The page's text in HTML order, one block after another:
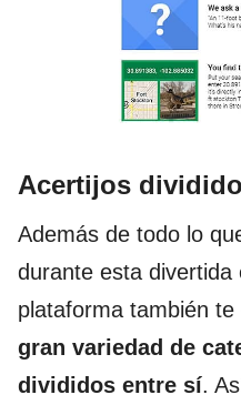
Acertijos
Además de todo lo
durante esta divertida
plataforma también te
gran variedad de
divididos entre sí.